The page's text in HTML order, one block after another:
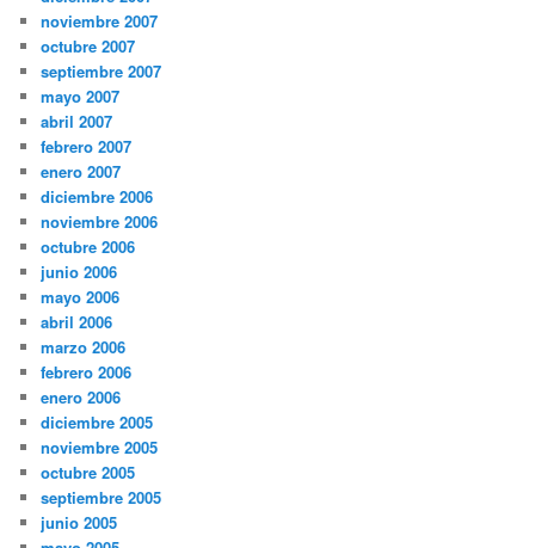
noviembre 2007
octubre 2007
septiembre 2007
mayo 2007
abril 2007
febrero 2007
enero 2007
diciembre 2006
noviembre 2006
octubre 2006
junio 2006
mayo 2006
abril 2006
marzo 2006
febrero 2006
enero 2006
diciembre 2005
noviembre 2005
octubre 2005
septiembre 2005
junio 2005